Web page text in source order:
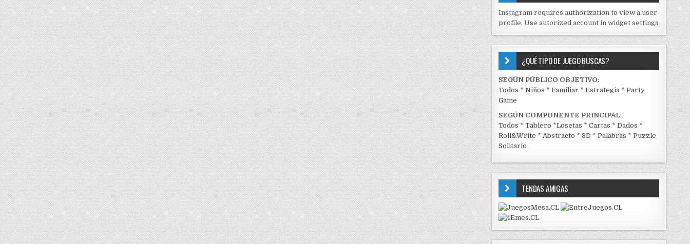
J
C
K
Instagram requires authorization to view a user
profile. Use autorized account in widget settings
¿QUÉ TIPO DE JUEGO BUSCAS?
SEGÚN PÚBLICO OBJETIVO:
Todos *Niños *Familiar *Estrategia *Party
Game
SEGÚN COMPONENTE PRINCIPAL:
Todos *Tablero *Losetas *Cartas *Dados *
Roll&Write *Abstracto *3D *Palabras *Puzzle
Solitario
TENDAS AMIGAS